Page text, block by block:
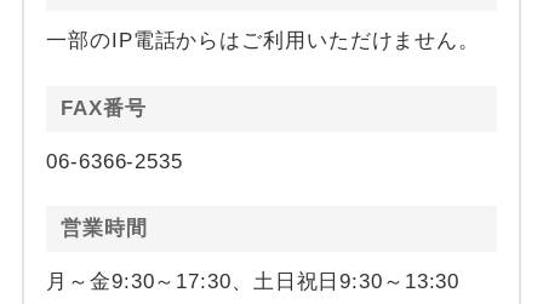
一部のIP電話からはご利用いただけません。
FAX番号
06-6366-2535
営業時間
月～金9:30～17:30、土日祝日9:30～13:30